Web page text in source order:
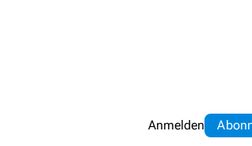
Anmelden Abo